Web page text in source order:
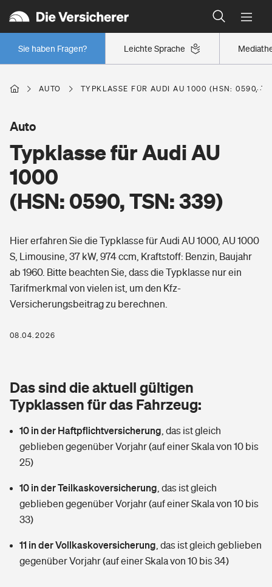
Leichte Sprache
Sie haben Fragen?
Wer versichert was: Jetzt Versicherer finden
Regionalklassen: So ist Ihre Region eingestuft
Wer versichert was: Jetzt Versicherer finden
Berufsunfähigkeitsversicherung
Arbeitsrechtsschutz
Berufshaftpflichtversicherung
Rentenrechner: Wie viel Geld bekomme ich im Alter?
Wer versichert was: Jetzt Versicherer finden
Sie haben Fragen?
Wohnen
Wohngebäudeversicherung
Hausratversicherung
Elementarversicherung
Photovoltaik
Wärmepumpen versichern
Vermieterrrechtsschutz
Mietkautionsversicherung
Restkreditversicherung
Zur Übersicht
Pri­vate Haft­pflicht­
Rechts­schutz­ver­si­che­rung
Kinderunfall­ver­si­che­rung
Reiseversicherung
Handyversicherung
Gesundheit
Private Krankenversicherung
Tierkrankenversicherung
Zur Übersicht
Wer versichert was: Jetzt Versicherer finden
Sie haben Fragen?
AUTO TYPKLASSE FÜR AUDI AU 1000 (HSN: 0590,
Typklasse für Audi AU
1000
(HSN: 0590, TSN: 339)
Auto
Hier erfahren Sie die Typklasse für Audi AU 1000, AU 1000
S, Limousine, 37 kW, 974 ccm, Kraftstoff: Benzin, Baujahr
ab 1960. Bitte beachten Sie, dass die Typklasse nur ein
Tarifmerkmal von vielen ist, um den Kfz-
Versicherungsbeitrag zu berechnen.
08.04.2026
Das sind die aktuell gültigen
Typklassen für das Fahrzeug:
10 in der Haftpflichtversicherung das ist gleich
geblieben gegenüber Vorjahr (auf einer Skala von 10 bis
25)
10 in der Teilkaskoversicherung das ist gleich
geblieben gegenüber Vorjahr (auf einer Skala von 10 bis
33)
11 in der Vollkaskoversicherung das ist gleich geblieben
gegenüber Vorjahr (auf einer Skala von 10 bis 34)